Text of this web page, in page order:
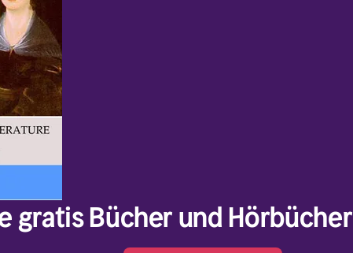
gratis Bücher und Hörbücher